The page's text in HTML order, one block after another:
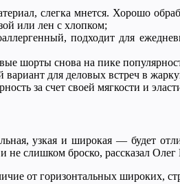
слегка мнется. Хорошо
или лен с хлопком;
подходит для
шорты снова на пике
для деловых встреч в
за счет своей мягкости и
узкая и широкая — будет
не слишком броско, рассказал Олег
от горизонтальных широких,